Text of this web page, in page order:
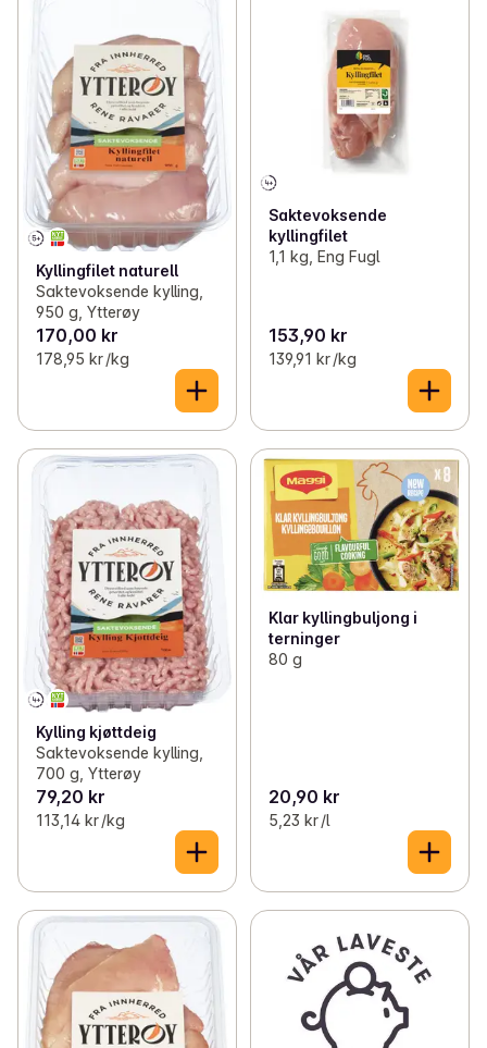
Kyllingfilet naturell
Saktevoksende kylling,
950 g, Ytterøy
170,00 kr
178,95 kr /kg
Saktevoksende
kyllingfilet
1,1 kg, Eng Fugl
153,90 kr
139,91 kr /kg
Kylling kjøttdeig
Saktevoksende kylling,
700 g, Ytterøy
79,20 kr
113,14 kr /kg
Klar kyllingbuljong i
terninger
80 g
20,90 kr
5,23 kr /l